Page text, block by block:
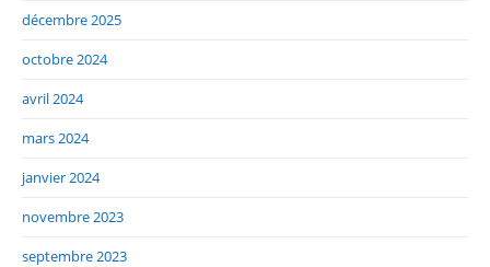
décembre 2025
octobre 2024
avril 2024
mars 2024
janvier 2024
novembre 2023
septembre 2023